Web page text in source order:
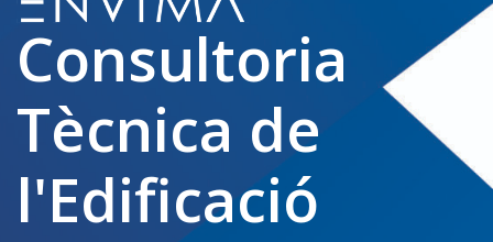
Consultoria
Tècnica de
l'Edificació